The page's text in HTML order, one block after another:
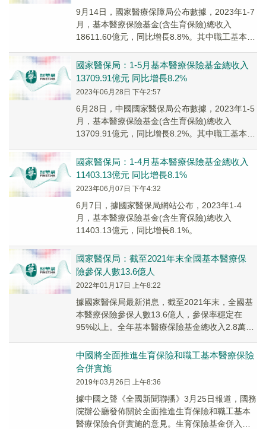
9月14日，國家醫療保障局公布數據，2023年1-7
月，基本醫療保險基金(含生育保險)總收入
18611.60億元，同比增長8.8%。其中職工基本醫
國家醫保局：1-5月基本醫療保險基金總收入
13709.91億元 同比增長8.2%
2023年06月28日 下午2:57
6月28日，中國國家醫保局公布數據，2023年1-5
月，基本醫療保險基金(含生育保險)總收入
13709.91億元，同比增長8.2%。其中職工基本醫
國家醫保局：1-4月基本醫療保險基金總收入
11403.13億元 同比增長8.1%
2023年06月07日 下午4:32
6月7日，據國家醫保局網站公布，2023年1-4
月，基本醫療保險基金(含生育保險)總收入
11403.13億元，同比增長8.1%。
國家醫保局：截至2021年末全國基本醫療保
險參保人數13.6億人
2022年01月17日 上午8:22
據國家醫保局最新消息，截至2021年末，全國基
本醫療保險參保人數13.6億人，參保率穩定在
95%以上。全年基本醫療保險基金總收入2.8萬億
中國將全面推進生育保險和職工基本醫療保險
合併實施
2019年03月26日 上午8:36
據中國之聲《全國新聞聯播》3月25日報道，國務
院辦公廳發佈關於全面推進生育保險和職工基本
醫療保險合併實施的意見。生育保險基金併入職